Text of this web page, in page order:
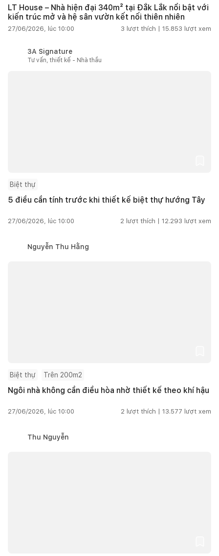
LT House – Nhà hiện đại 340m² tại Đắk Lắk nổi bật với
kiến trúc mở và hệ sân vườn kết nối thiên nhiên
27/06/2026, lúc 10:00 3 lượt thích | 15.853 lượt xem
3A Signature
Tư vấn, thiết kế - Nhà thầu
Biệt thự
5 điều cần tính trước khi thiết kế biệt thự hướng Tây
27/06/2026, lúc 10:00 2 lượt thích | 12.293 lượt xem
Nguyễn Thu Hằng
Biệt thự Trên 200m2
Ngôi nhà không cần điều hòa nhờ thiết kế theo khí hậu
27/06/2026, lúc 10:00 2 lượt thích | 13.577 lượt xem
Thu Nguyễn